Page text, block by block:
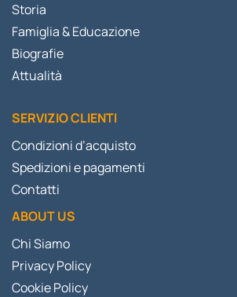
Storia
Famiglia & Educazione
Biografie
Attualità
SERVIZIO CLIENTI
Condizioni d’acquisto
Spedizioni e pagamenti
Contatti
ABOUT US
Chi Siamo
Privacy Policy
Cookie Policy